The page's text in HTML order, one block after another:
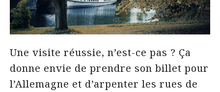
Une visite réussie, n’est-ce pas ? Ça
donne envie de prendre son billet pour
l’Allemagne et d’arpenter les rues de